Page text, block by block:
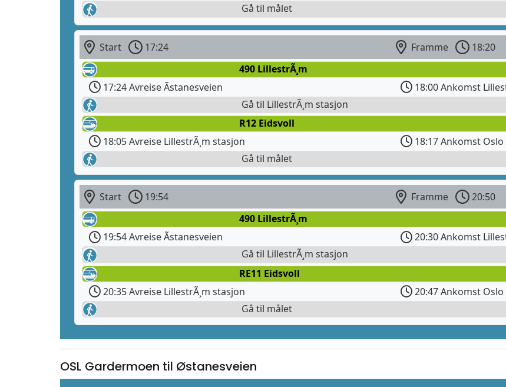
Gå til målet
Start 17:24 Framme
18:20
490 LillestrÃ¸m
17:24 Avreise Ãstanesveien
18:00 Ankomst
Gå til LillestrÃ¸m stasjon
R12 Eidsvoll
18:05 Avreise LillestrÃ¸m stasjon
18:17 Ankomst
Gå til målet
Start 19:54 Framme
20:50
490 LillestrÃ¸m
19:54 Avreise Ãstanesveien
20:30 Ankomst
Gå til LillestrÃ¸m stasjon
RE11 Eidsvoll
20:35 Avreise LillestrÃ¸m stasjon
20:47 Ankomst
Gå til målet
OSL Gardermoen til Østanesveien